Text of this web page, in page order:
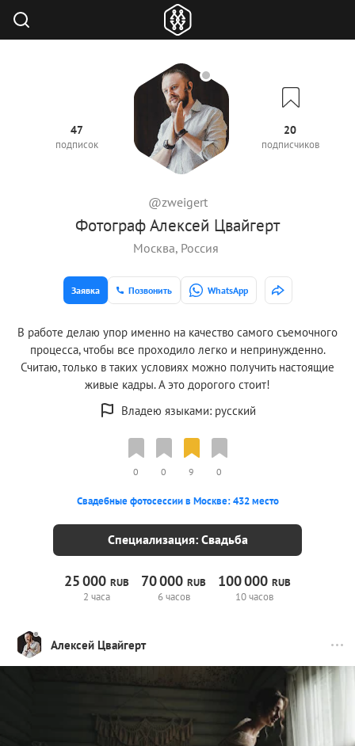
Фотограф Алексей Цвайгерт
@zweigert
47
подписок
20
подписчиков
Москва, Россия
Заявка Позвонить WhatsApp
В работе делаю упор именно на качество самого съемочного
процесса, чтобы все проходило легко и непринужденно.
Считаю, только в таких условиях можно получить настоящие
живые кадры. А это дорогого стоит!
Владею языками: русский
0 0 9 0
Свадебные фотосессии в Москве: 432 место
Специализация: Свадьба
25000RUB
2 часа
70000 RUB
6 часов
100000 RUB
10 часов
Алексей Цвайгерт